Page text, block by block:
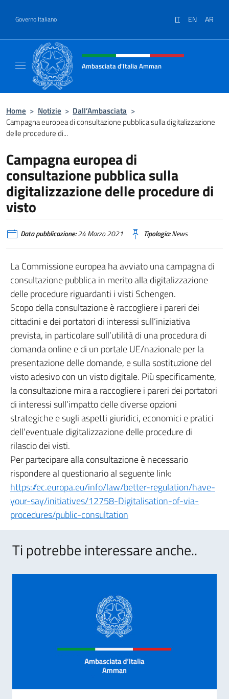
Governo Italiano IT EN AR
Intestazione sito, social e menù
Ambasciata d'Italia Amman
Home > Notizie > Dall’Ambasciata >
Campagna europea di consultazione pubblica sulla digitalizzazione
delle procedure di...
Campagna europea di
consultazione pubblica sulla
digitalizzazione delle procedure di
visto
Data pubblicazione:24 Marzo 2021 Tipologia:News
La Commissione europea ha avviato una campagna di
consultazione pubblica in merito alla digitalizzazione
delle procedure riguardanti i visti Schengen.
Scopo della consultazione è raccogliere i pareri dei
cittadini e dei portatori di interessi sull’iniziativa
prevista, in particolare sull’utilità di una procedura di
domanda online e di un portale UE/nazionale per la
presentazione delle domande, e sulla sostituzione del
visto adesivo con un visto digitale. Più specificamente,
la consultazione mira a raccogliere i pareri dei portatori
di interessi sull’impatto delle diverse opzioni
strategiche e sugli aspetti giuridici, economici e pratici
dell’eventuale digitalizzazione delle procedure di
rilascio dei visti.
Per partecipare alla consultazione è necessario
rispondere al questionario al seguente link:
https://ec.europa.eu/info/law/better-regulation/have-
your-say/initiatives/12758-Digitalisation-of-via-
procedures/public-consultation
Ti potrebbe interessare anche..